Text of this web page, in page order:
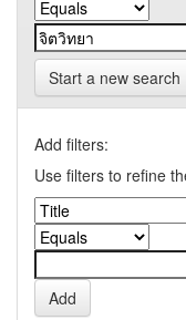
Start a new search
Add filters:
Use filters to refine